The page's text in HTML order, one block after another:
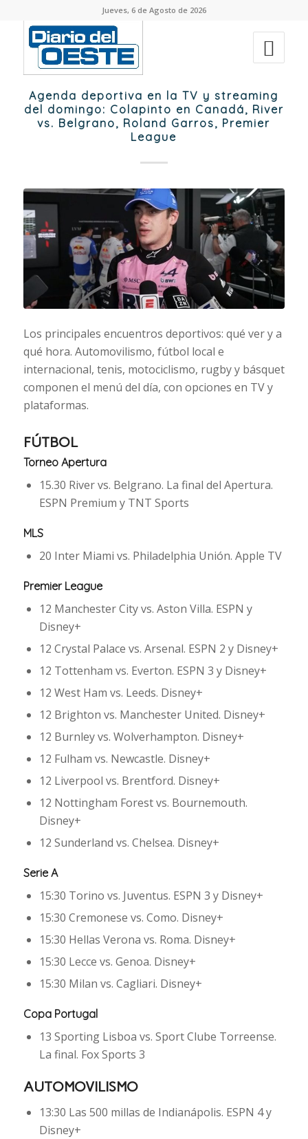
Jueves, 6 de Agosto de 2026
Agenda deportiva en la TV y streaming
del domingo: Colapinto en Canadá, River
vs. Belgrano, Roland Garros, Premier
League
Los principales encuentros deportivos: qué ver y a
qué hora. Automovilismo, fútbol local e
internacional, tenis, motociclismo, rugby y básquet
componen el menú del día, con opciones en TV y
plataformas.
FÚTBOL
Torneo Apertura
15.30 River vs. Belgrano. La final del Apertura.
ESPN Premium y TNT Sports
MLS
20 Inter Miami vs. Philadelphia Unión. Apple TV
Premier League
12 Manchester City vs. Aston Villa. ESPN y
Disney+
12 Crystal Palace vs. Arsenal. ESPN 2 y Disney+
12 Tottenham vs. Everton. ESPN 3 y Disney+
12 West Ham vs. Leeds. Disney+
12 Brighton vs. Manchester United. Disney+
12 Burnley vs. Wolverhampton. Disney+
12 Fulham vs. Newcastle. Disney+
12 Liverpool vs. Brentford. Disney+
12 Nottingham Forest vs. Bournemouth.
Disney+
12 Sunderland vs. Chelsea. Disney+
Serie A
15:30 Torino vs. Juventus. ESPN 3 y Disney+
15:30 Cremonese vs. Como. Disney+
15:30 Hellas Verona vs. Roma. Disney+
15:30 Lecce vs. Genoa. Disney+
15:30 Milan vs. Cagliari. Disney+
Copa Portugal
13 Sporting Lisboa vs. Sport Clube Torreense.
La final. Fox Sports 3
AUTOMOVILISMO
13:30 Las 500 millas de Indianápolis. ESPN 4 y
Disney+